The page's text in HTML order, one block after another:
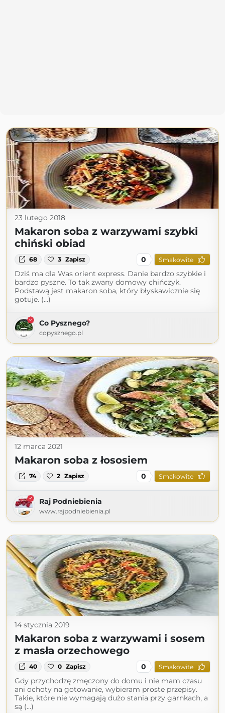
23 lutego 2018
Makaron soba z warzywami szybki
chiński obiad
68 3 Zapisz 0 Smakowite
Dziś ma dla Was orient express. Danie bardzo szybkie i
bardzo pyszne. To tak zwany domowy chińczyk.
Podstawą jest makaron soba, który błyskawicznie się
gotuje. (...)
Co Pysznego?
copysznego.pl
12 marca 2021
Makaron soba z łososiem
74 2 Zapisz 0 Smakowite
Raj Podniebienia
www.rajpodniebienia.pl
14 stycznia 2019
Makaron soba z warzywami i sosem
z masła orzechowego
40 0 Zapisz 0 Smakowite
Gdy przychodzę zmęczony do domu i nie mam czasu
ani ochoty na gotowanie, wybieram proste przepisy.
Takie, które nie wymagają dużo stania przy garnkach, a
są (...)